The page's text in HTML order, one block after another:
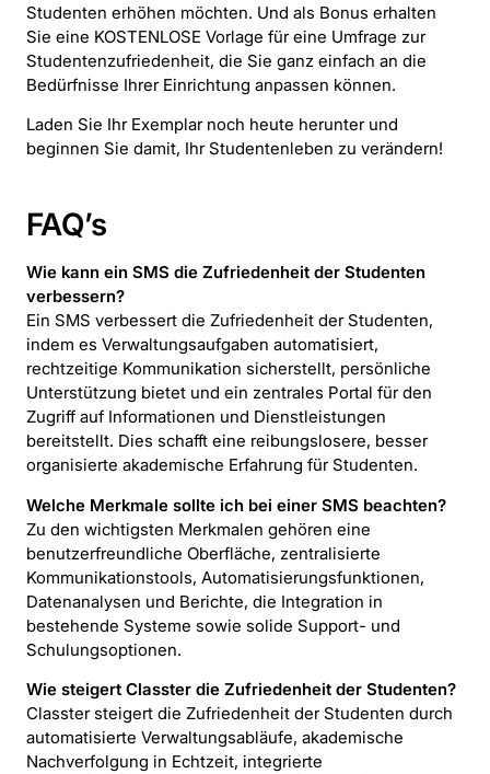
Studenten erhöhen möchten. Und als Bonus erhalten
Sie eine KOSTENLOSE Vorlage für eine Umfrage zur
Studentenzufriedenheit, die Sie ganz einfach an die
Bedürfnisse Ihrer Einrichtung anpassen können.
Laden Sie Ihr Exemplar noch heute herunter und
beginnen Sie damit, Ihr Studentenleben zu verändern!
FAQ’s
Wie kann ein SMS die Zufriedenheit der Studenten
verbessern?
Ein SMS verbessert die Zufriedenheit der Studenten,
indem es Verwaltungsaufgaben automatisiert,
rechtzeitige Kommunikation sicherstellt, persönliche
Unterstützung bietet und ein zentrales Portal für den
Zugriff auf Informationen und Dienstleistungen
bereitstellt. Dies schafft eine reibungslosere, besser
organisierte akademische Erfahrung für Studenten.
Welche Merkmale sollte ich bei einer SMS beachten?
Zu den wichtigsten Merkmalen gehören eine
benutzerfreundliche Oberfläche, zentralisierte
Kommunikationstools, Automatisierungsfunktionen,
Datenanalysen und Berichte, die Integration in
bestehende Systeme sowie solide Support- und
Schulungsoptionen.
Wie steigert Classter die Zufriedenheit der Studenten?
Classter steigert die Zufriedenheit der Studenten durch
automatisierte Verwaltungsabläufe, akademische
Nachverfolgung in Echtzeit, integrierte